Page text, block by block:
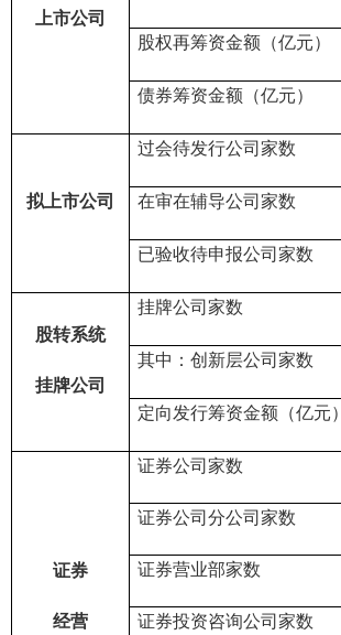
上市公司
股权再筹资金额（亿元）
债券筹资金额（亿元）
拟上市公司
过会待发行公司家数
在审在辅导公司家数
已验收待申报公司家数
股转系统
挂牌公司
挂牌公司家数
其中：创新层公司家数
定向发行筹资金额（亿元）
证券
经营
证券公司家数
证券公司分公司家数
证券营业部家数
证券投资咨询公司家数